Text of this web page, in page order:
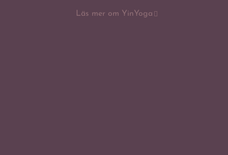
Läs mer om YinYoga